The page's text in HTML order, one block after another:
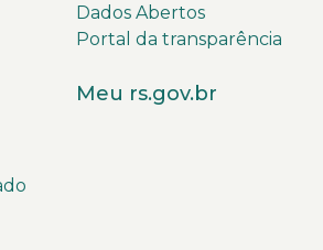
Dados Abertos
Portal da transparência
Meu rs.gov.br